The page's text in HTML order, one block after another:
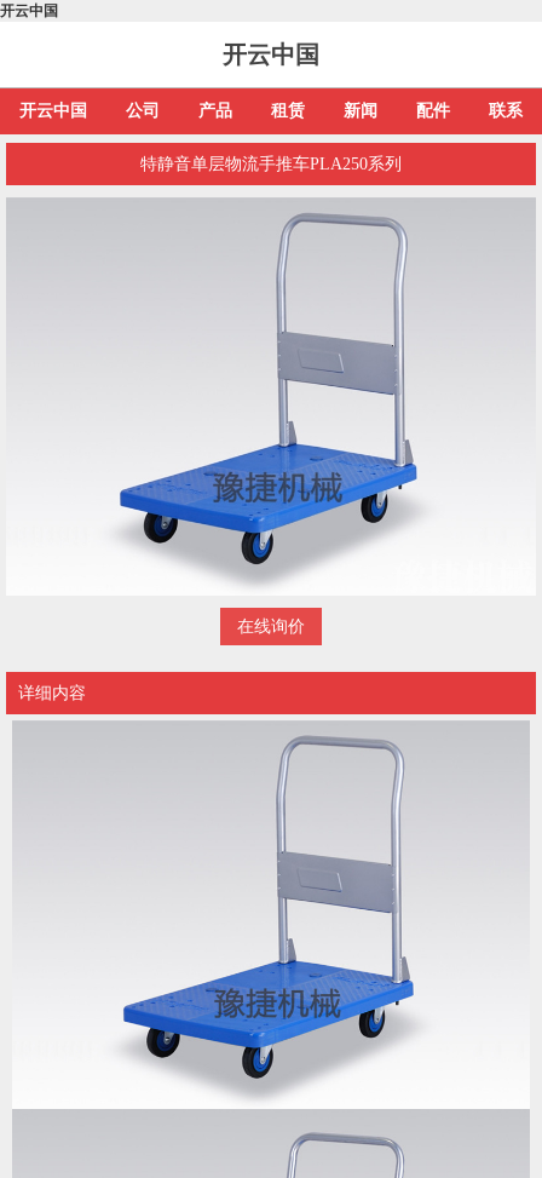
开云中国
开云中国
开云中国 公司 产品 租赁 新闻 配件 联系
特静音单层物流手推车PLA250系列
在线询价
详细内容